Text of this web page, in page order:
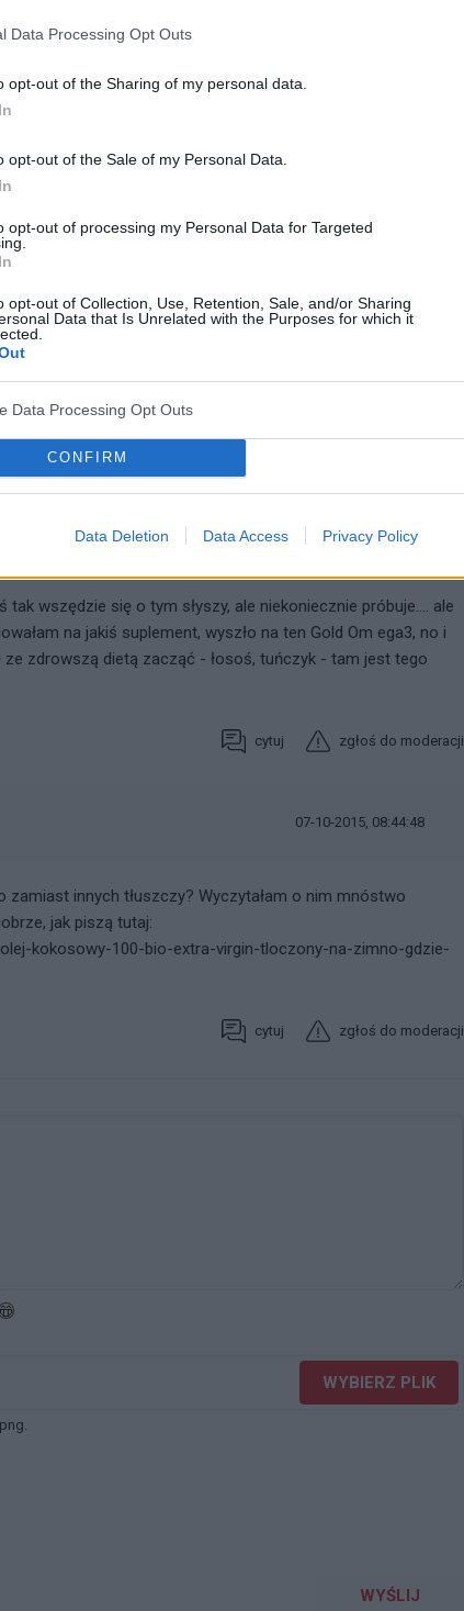
Data Processing Opt Outs
opt-out of the Sharing of my personal data.
opt-out of the Sale of my Personal Data.
opt-out of processing my Personal Data for Targeted
opt-out of Collection, Use, Retention, Sale, and/or Sharing
Data that Is Unrelated with the Purposes for which it
Data Processing Opt Outs
CONFIRM
Data Deletion Data Access Privacy Policy
jedzeniu tych kwasów spożywamy niewiele.... a są
z sercem, warto sobie brać suplementy, ja używam
samego
serca wspomaga sie nimi jeszcze
cytuj zgłoś do moderacji
14-08-2015, 17:18:28
dieta i ruch przede wszystkim wpłynęły na to
17-09-2015, 16:19:28
wszędzie się o tym słyszy, ale niekoniecznie próbuje.... ale
na jakiś suplement, wyszło na ten Gold Om ega3, no i
zdrowszą dietą zacząć - łosoś, tuńczyk - tam jest tego
cytuj zgłoś do moderacji
07-10-2015, 08:44:48
innych tłuszczy? Wyczytałam o nim mnóstwo
jak piszą tutaj:
kokosowy-100-bio-extra-virgin-tloczony-na-zimno-gdzie-
cytuj zgłoś do moderacji
WYBIERZ PLIK
WYŚLIJ